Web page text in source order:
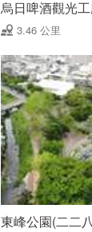
烏日啤酒觀光
3.46 公里
東峰公園(二二